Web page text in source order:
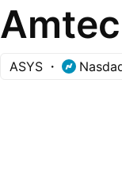
ASYS